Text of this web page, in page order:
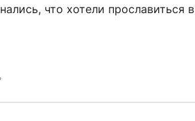
что хотели прославиться в